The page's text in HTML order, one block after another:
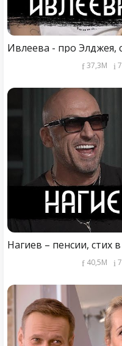
Ивлеева - про Элджея,
37,3M
Нагиев – пенсии, стих
40,5M